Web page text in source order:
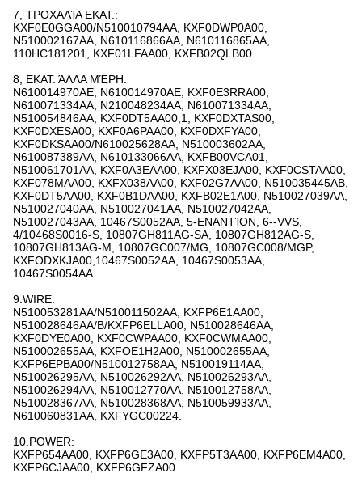
7, ΤΡΟΧΑΛΊΑ ΕΚΑΤ.:
KXF0E0GGA00/N510010794AA, KXF0DWP0A00,
N510002167AA, N610116866AA, N610116865AA,
110HC181201, KXF01LFAA00, KXFB02QLB00.
8, ΕΚΑΤ. ΆΛΛΑ ΜΈΡΗ:
N610014970AE, N610014970AE, KXF0E3RRA00,
N610071334AA, N210048234AA, N610071334AA,
N510054846AA, KXF0DT5AA00,1, KXF0DXTAS00,
KXF0DXESA00, KXF0A6PAA00, KXF0DXFYA00,
KXF0DKSAA00/N610025628AA, N510003602AA,
N610087389AA, N610133066AA, KXFB00VCA01,
N510061701AA, KXF0A3EAA00, KXFX03EJA00, KXF0CSTAA00,
KXF078MAA00, KXFX038AA00, KXF02G7AA00, N510035445AB,
KXF0DT5AA00, KXF0B1DAA00, KXFB02E1A00, N510027039AA,
N510027040AA, N510027041AA, N510027042AA,
N510027043AA, 10467S0052AA, 5-ΕΝΑΝΤΊΟΝ, 6--VVS,
4/10468S0016-S, 10807GH811AG-SA, 10807GH812AG-S,
10807GH813AG-Μ, 10807GC007/MG, 10807GC008/MGP,
KXFODXKJA00,10467S0052AA, 10467S0053AA,
10467S0054AA.
9.WIRE:
N510053281AA/N510011502AA, KXFP6E1AA00,
N510028646AA/B/KXFP6ELLA00, N510028646AA,
KXF0DYE0A00, KXF0CWPAA00, KXF0CWMAA00,
N510002655AA, KXFOE1H2A00, N510002655AA,
KXFP6EPBA00/N510012758AA, N510019114AA,
N510026295AA, N510026292AA, N510026293AA,
N510026294AA, N510012770AA, N510012758AA,
N510028367AA, N510028368AA, N510059933AA,
N610060831AA, KXFYGC00224.
10.POWER:
KXFP654AA00, KXFP6GE3A00, KXFP5T3AA00, KXFP6EM4A00,
KXFP6CJAA00, KXFP6GFZA00